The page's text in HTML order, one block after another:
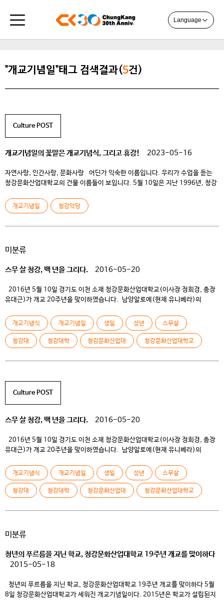
Language
"개교기념일"태그 검색결과(5건)
Culture POST
개교기념일의 꽃말은 개교기념식, 그리고 휴강! 2023-05-16
자연사랑, 인간사랑, 문화사랑 어딘가 익숙한 이름입니다. 우리가 수업을 듣는
청강문화산업대학교의 건물 이름들이 보입니다. 5월 10일은 지난 1996년, 청강
[설립자 청강 이연호 선생님의 묘소 헌화 모습] 개교기념식날 이른아침,
청현재를 지나 설립자 청강 선생님의 묘소에 본교 학생자치기구 임원들과 교직원,
개교기념일 청강악당
미분류
스무 살 청강, 백 년을 그리다. 2016-05-20
2016년 5월 10일 경기도 이천 소재 청강문화산업대학교(이사장 정희경, 총장
유대근)가 개교 20주년을 맞이하였습니다. 남양알로에(현재 유니베라)의
1996년 5월 10일 설립한 청강문화산업대학교는 국내 최초로 문화산업분야에
특성화하여 현재 만화, 게임, 애니메이션, 푸드, 패션, 모바일, 유아 등 8개
분야에서 우리나라 문화산업을 이끌 인재들을 배출하고 있습니다 . 이날
행사에는 모기업인 […]
개교기념식 개교기념일 생일 성년 스무살
청강대 청강대학 청강문화산업대 청강문화산업대학교
Culture POST
스무 살 청강, 백 년을 그리다. 2016-05-20
2016년 5월 10일 경기도 이천 소재 청강문화산업대학교(이사장 정희경, 총장
유대근)가 개교 20주년을 맞이하였습니다. 남양알로에(현재 유니베라)의
1996년 5월 10일 설립한 청강문화산업대학교는 국내 최초로 문화산업분야에
특성화하여 현재 만화, 게임, 애니메이션, 푸드, 패션, 모바일, 유아 등 8개
분야에서 우리나라 문화산업을 이끌 인재들을 배출하고 있습니다 . 이날
행사에는 모기업인 […]
개교기념식 개교기념일 생일 성년 스무살
청강대 청강대학 청강문화산업대 청강문화산업대학교
미분류
청년의 푸르름을 지닌 학교, 청강문화산업대학교 19주년 개교를 맞이하다
2015-05-18
청년의 푸르름을 지닌 학교, 청강문화산업대학교 19주년 개교를 맞이하다 5월
8일 청강문화산업대학교가 세워진 개교기념일이다. 2015년은 학교가 설립된지